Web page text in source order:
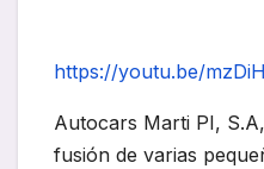
https://youtu.be/
Autocars Marti PI,
fusión de varias